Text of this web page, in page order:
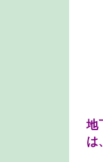
地
は、